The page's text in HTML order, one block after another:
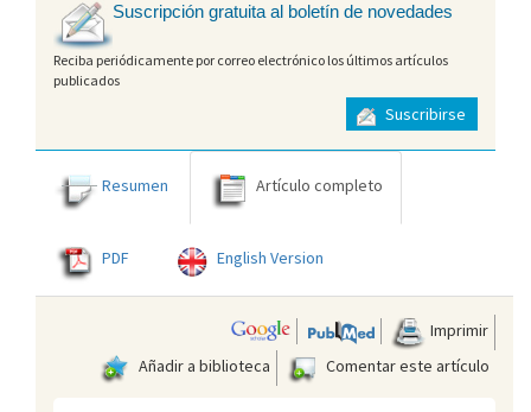
Suscripción gratuita al boletín de novedades
Reciba periódicamente por correo electrónico los últimos artículos
publicados
Suscribirse
Resumen Artículo completo
PDF English Version
Imprimir
Añadir a biblioteca
Comentar este artículo